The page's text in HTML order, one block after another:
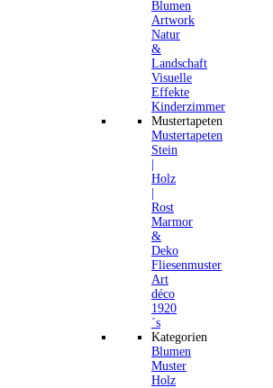
Blumen
Artwork
Natur
&
Landschaft
Visuelle
Effekte
Kinderzimmer
Mustertapeten
Mustertapeten
Stein
Holz
Rost
Marmor
&
Deko
Fliesenmuster
Art
déco
1920
´s
Kategorien
Blumen
Muster
Holz